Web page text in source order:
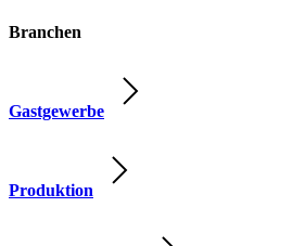
Branchen
Gastgewerbe
Produktion